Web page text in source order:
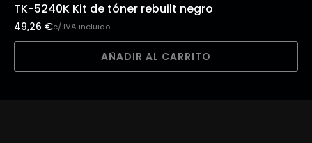
TK-5240K Kit de tóner rebuilt negro
49,26 €c/ IVA incluido
AÑADIR AL CARRITO